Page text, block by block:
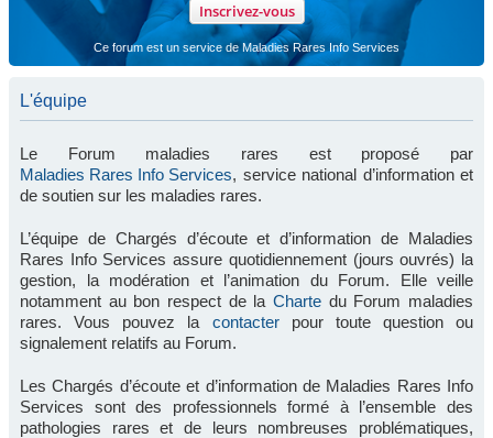
Inscrivez-vous
Ce forum est un service de Maladies Rares Info Services
L'équipe
Le Forum maladies rares est proposé par
Maladies Rares Info Services, service national d’information et
de soutien sur les maladies rares.
L’équipe de Chargés d’écoute et d’information de Maladies
Rares Info Services assure quotidiennement (jours ouvrés) la
gestion, la modération et l’animation du Forum. Elle veille
notamment au bon respect de la Charte du Forum maladies
rares. Vous pouvez la contacterpour toute question ou
signalement relatifs au Forum.
Les Chargés d’écoute et d’information de Maladies Rares Info
Services sont des professionnels formé à l’ensemble des
pathologies rares et de leurs nombreuses problématiques,